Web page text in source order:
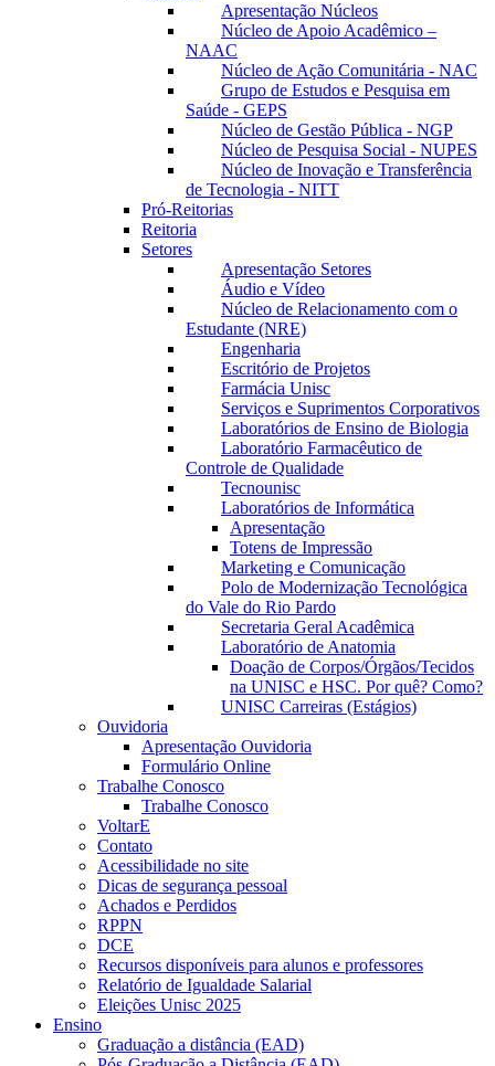
Apresentação Núcleos
Núcleo de Apoio Acadêmico –
NAAC
Núcleo de Ação Comunitária - NAC
Grupo de Estudos e Pesquisa em
Saúde - GEPS
Núcleo de Gestão Pública - NGP
Núcleo de Pesquisa Social - NUPES
Núcleo de Inovação e Transferência
de Tecnologia - NITT
Pró-Reitorias
Reitoria
Setores
Apresentação Setores
Áudio e Vídeo
Núcleo de Relacionamento com o
Estudante (NRE)
Engenharia
Escritório de Projetos
Farmácia Unisc
Serviços e Suprimentos Corporativos
Laboratórios de Ensino de Biologia
Laboratório Farmacêutico de
Controle de Qualidade
Tecnounisc
Laboratórios de Informática
Apresentação
Totens de Impressão
Marketing e Comunicação
Polo de Modernização Tecnológica
do Vale do Rio Pardo
Secretaria Geral Acadêmica
Laboratório de Anatomia
Doação de Corpos/Órgãos/Tecidos
na UNISC e HSC. Por quê? Como?
UNISC Carreiras (Estágios)
Ouvidoria
Apresentação Ouvidoria
Formulário Online
Trabalhe Conosco
Trabalhe Conosco
VoltarE
Contato
Acessibilidade no site
Dicas de segurança pessoal
Achados e Perdidos
RPPN
DCE
Recursos disponíveis para alunos e professores
Relatório de Igualdade Salarial
Eleições Unisc 2025
Ensino
Graduação a distância (EAD)